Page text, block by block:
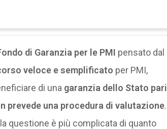
di Garanzia per le PMI pensato dal
veloce e semplificato per PMI,
di una garanzia dello Stato pari
prevede una procedura di valutazione.
questione è più complicata di quanto